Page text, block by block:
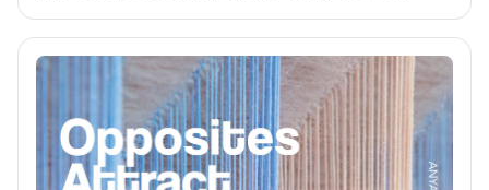
tartaléklistás pályázók névsora megtekinthető a
csatolmányban